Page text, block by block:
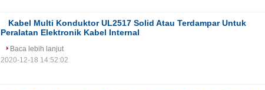
Kabel Multi Konduktor UL2517 Solid Atau Terdampar Untuk
Peralatan Elektronik Kabel Internal
Baca lebih lanjut
2020-12-18 14:52:02